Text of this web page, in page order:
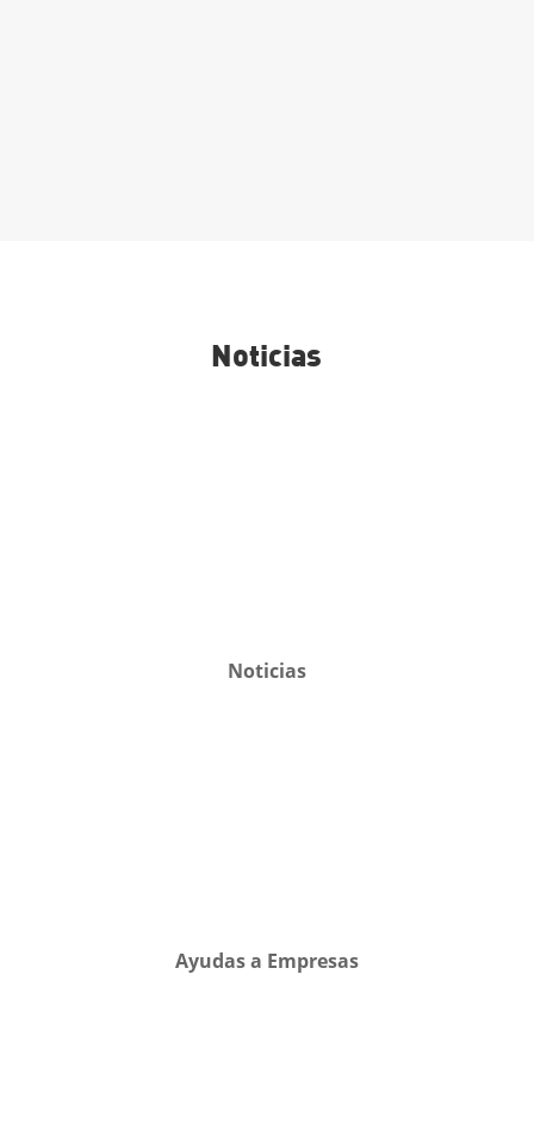
Noticias
Noticias
Ayudas a Empresas